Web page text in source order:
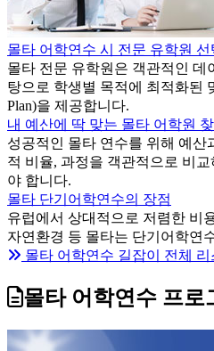
몰타 어학연수 시 전문 유학원
몰타 전문 유학원은 객관적인
탕으로 학생별 목적에 최적화된
Plan)을 제공합니다.
내 예산에 딱 맞는 몰타 어학원
성공적인 몰타 연수를 위해 예산
적 비율, 과정을 객관적으로 비
야 합니다.
몰타 단기어학연수의 장점
유럽에서 상대적으로 저렴한 비
자연환경 등 몰타는 단기어학연
몰타 어학연수 길잡이 전체 리
몰타 어학연수 프로